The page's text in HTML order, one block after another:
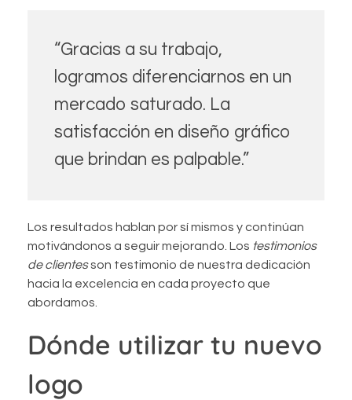
“Gracias a su trabajo,
logramos diferenciarnos en un
mercado saturado. La
satisfacción en diseño gráfico
que brindan es palpable.”
Los resultados hablan por sí mismos y continúan
motivándonos a seguir mejorando. Los testimonios
de clientesson testimonio de nuestra dedicación
hacia la excelencia en cada proyecto que
abordamos.
Dónde utilizar tu nuevo
logo